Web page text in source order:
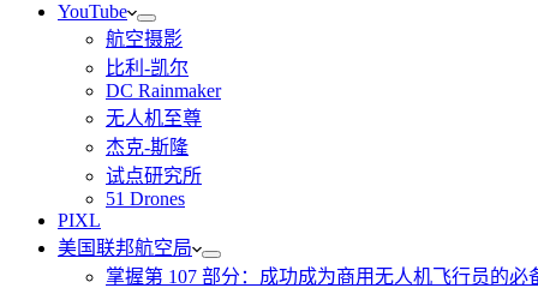
YouTube
航空摄影
比利-凯尔
DC Rainmaker
无人机至尊
杰克-斯隆
试点研究所
51 Drones
PIXL
美国联邦航空局
掌握第 107 部分：成功成为商用无人机飞行员的必